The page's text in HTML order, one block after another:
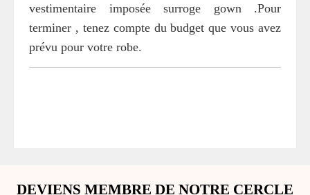
vestimentaire imposée surroge gown .Pour
terminer , tenez compte du budget que vous avez
prévu pour votre robe.
DEVIENS MEMBRE DE NOTRE CERCLE